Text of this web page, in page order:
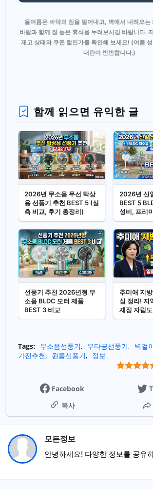
올여름은 바닥의 짐을 덜어내고, 벽에서 내려오는
바람과 함께 질 높은 휴식을 누려보시길 바랍니다.
재고 상태와 쿠폰 할인가를 확인해 보세요! (여름
대란이 빈번합니다.)
함께 읽으면 유익한 글
2026년 무소음 무선 탁상
용 선풍기 추천 BEST 5 (실
측 비교, 후기 총정리)
2026년 신
BEST 5
성비, 프리
선풍기 추천 2026년형 무
소음 BLDC 모터 제품
BEST 3 비교
추미애 지
심 정리! 지
재정 자립
Tags: 무소음선풍기 무타공선풍기 벽걸
가전추천
원룸선풍기
정보
Facebook
복사
모든정보
안녕하세요! 다양한 정보를 공유